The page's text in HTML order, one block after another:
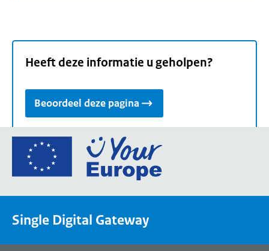
Heeft deze informatie u geholpen?
Beoordeel deze pagina
Ga
de
een
Single Digital Gateway